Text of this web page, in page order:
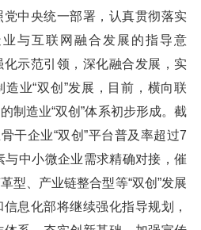
中央统一部署，认真贯彻落实
业与互联网融合发展的指导意
化示范引领，深化融合发展，实
业“双创”发展，目前，横向联
制造业“双创”体系初步形成。截
干企业“双创”平台普及率超过7
与中小微企业需求精确对接，催
型、产业链整合型等“双创”发展
息化部将继续强化指导规划，